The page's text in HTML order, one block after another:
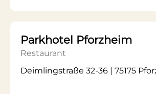
Parkhotel Pforzheim
Restaurant
Deimlingstraße 32-36 | 75175